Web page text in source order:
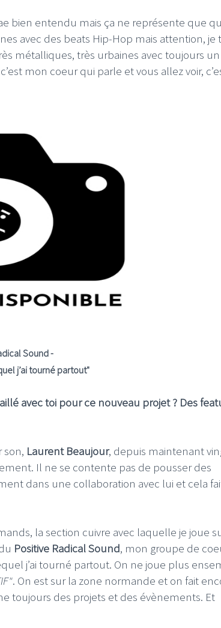
bien entendu mais ça ne représente que
avec des beats Hip-Hop mais attention, je
métalliques, très urbaines avec toujours
mon coeur qui parle et vous allez voir,
Sound -
j’ai tourné partout"
avec toi pour ce nouveau projet ? Des
son, Laurent Beaujour, depuis maintenant
Il ne se contente pas de pousser des
dans une collaboration avec lui et cela
la section cuivre avec laquelle je joue
Positive Radical Sound, mon groupe de
j’ai tourné partout. On ne joue plus
. On est sur la zone normande et on fait
toujours des projets et des évènements. Et